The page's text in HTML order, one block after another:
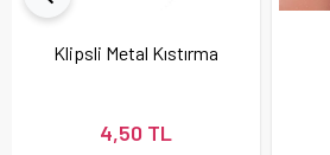
Klipsli Metal Kıstırma
4,50 TL